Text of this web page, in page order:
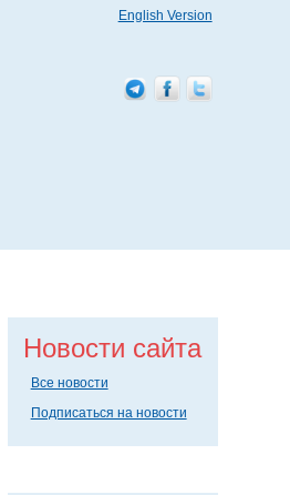
Новости сайта
Все новости
Подписаться на новости
English Version